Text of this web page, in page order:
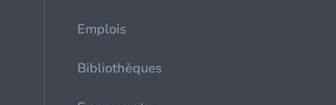
Emplois
Bibliothèques